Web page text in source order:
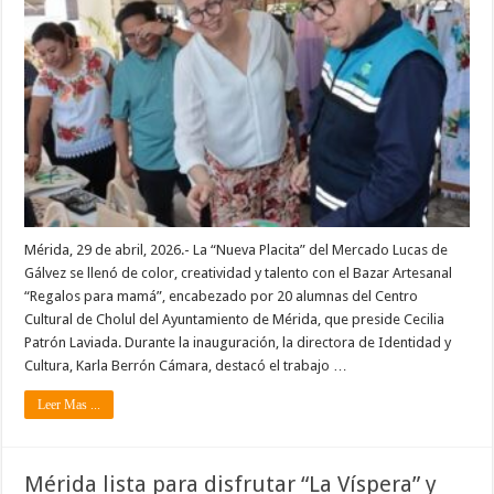
Mérida, 29 de abril, 2026.- La “Nueva Placita” del Mercado Lucas de
Gálvez se llenó de color, creatividad y talento con el Bazar Artesanal
“Regalos para mamá”, encabezado por 20 alumnas del Centro
Cultural de Cholul del Ayuntamiento de Mérida, que preside Cecilia
Patrón Laviada. Durante la inauguración, la directora de Identidad y
Cultura, Karla Berrón Cámara, destacó el trabajo …
Leer Mas ...
Mérida lista para disfrutar “La Víspera” y